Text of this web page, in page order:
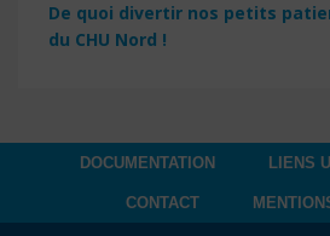
De quoi divertir nos petits
du CHU Nord !
DOCUMENTATION LIENS
CONTACT